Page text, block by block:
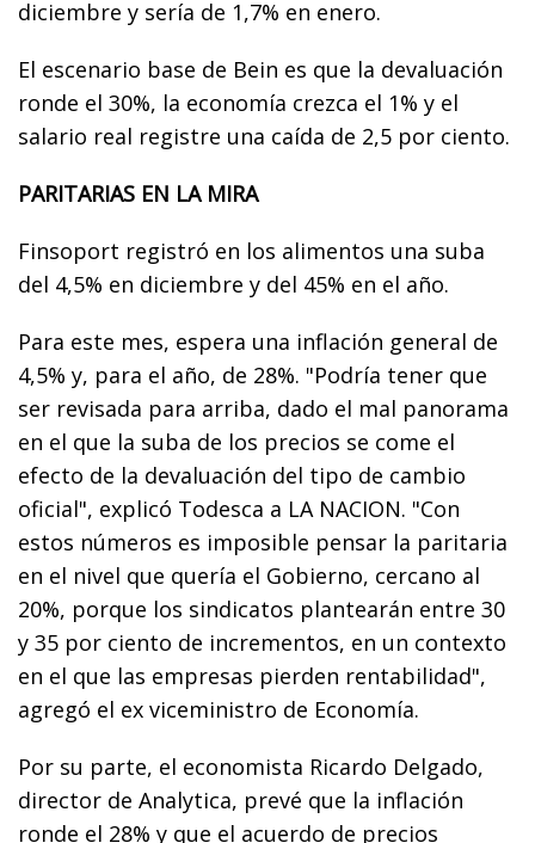
diciembre y sería de 1,7% en enero.
El escenario base de Bein es que la devaluación
ronde el 30%, la economía crezca el 1% y el
salario real registre una caída de 2,5 por ciento.
PARITARIAS EN LA MIRA
Finsoport registró en los alimentos una suba
del 4,5% en diciembre y del 45% en el año.
Para este mes, espera una inflación general de
4,5% y, para el año, de 28%. "Podría tener que
ser revisada para arriba, dado el mal panorama
en el que la suba de los precios se come el
efecto de la devaluación del tipo de cambio
oficial", explicó Todesca a LA NACION. "Con
estos números es imposible pensar la paritaria
en el nivel que quería el Gobierno, cercano al
20%, porque los sindicatos plantearán entre 30
y 35 por ciento de incrementos, en un contexto
en el que las empresas pierden rentabilidad",
agregó el ex viceministro de Economía.
Por su parte, el economista Ricardo Delgado,
director de Analytica, prevé que la inflación
ronde el 28% y que el acuerdo de precios